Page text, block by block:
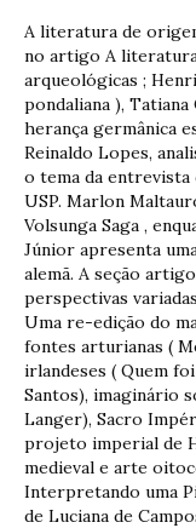
A literatura de
no artigo A
arqueológicas ;
pondaliana ), Tatiana
herança germânica
Reinaldo Lopes,
o tema da
USP. Marlon
Volsunga Saga ,
Júnior apresenta
alemã. A seção
perspectivas
Uma re-edição do
fontes arturianas (
irlandeses ( Quem
Santos), imaginário
Langer), Sacro
projeto imperial de
medieval e arte
Interpretando uma
de Luciana de